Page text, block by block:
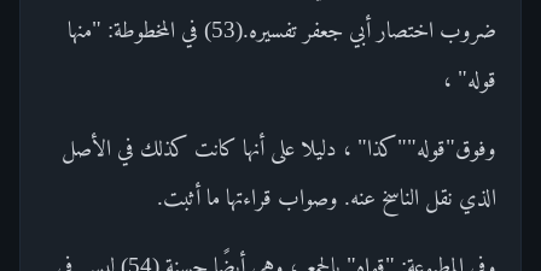
ضروب اختصار أبي جعفر تفسيره.(53) في المخطوطة: "منها
قوله" ،
وفوق"قوله""كذا" ، دليلا على أنها كانت كذلك في الأصل
الذي نقل الناسخ عنه. وصواب قراءتها ما أثبت.
وفي المطبوعة: "قواه" بالجمع ، وهي أيضًا حسنة.(54) ليس في